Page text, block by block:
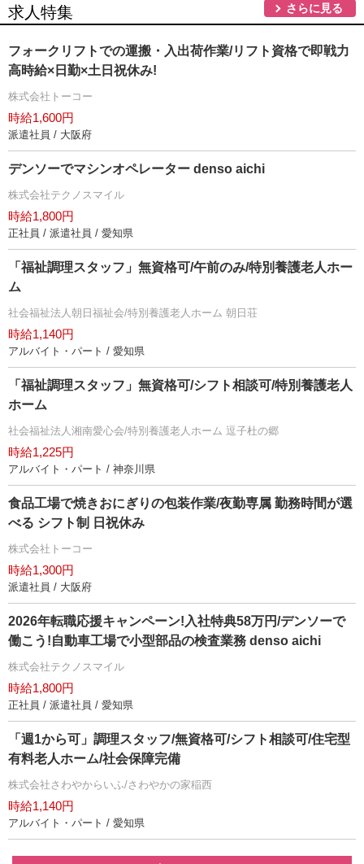
求人特集 さらに見る
フォークリフトでの運搬・入出荷作業/リフト資格で即戦力
高時給×日勤×土日祝休み!
株式会社トーコー
時給1,600円
派遣社員 / 大阪府
デンソーでマシンオペレーター denso aichi
株式会社テクノスマイル
時給1,800円
正社員 / 派遣社員 / 愛知県
「福祉調理スタッフ」無資格可/午前のみ/特別養護老人ホー
ム
社会福祉法人朝日福祉会/特別養護老人ホーム 朝日荘
時給1,140円
アルバイト・パート / 愛知県
「福祉調理スタッフ」無資格可/シフト相談可/特別養護老人
ホーム
社会福祉法人湘南愛心会/特別養護老人ホーム 逗子杜の郷
時給1,225円
アルバイト・パート / 神奈川県
食品工場で焼きおにぎりの包装作業/夜勤専属 勤務時間が選
べる シフト制 日祝休み
株式会社トーコー
時給1,300円
派遣社員 / 大阪府
2026年転職応援キャンペーン!入社特典58万円/デンソーで
働こう!自動車工場で小型部品の検査業務 denso aichi
株式会社テクノスマイル
時給1,800円
正社員 / 派遣社員 / 愛知県
「週1から可」調理スタッフ/無資格可/シフト相談可/住宅型
有料老人ホーム/社会保障完備
株式会社さわやからいふ/さわやかの家稲西
時給1,140円
アルバイト・パート / 愛知県